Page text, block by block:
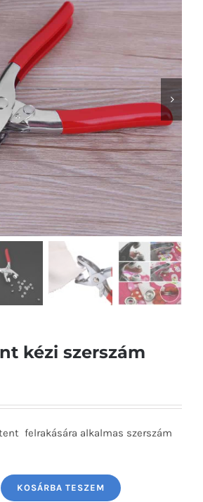
kézi szerszám
felrakására alkalmas szerszám
KOSÁRBA TESZEM